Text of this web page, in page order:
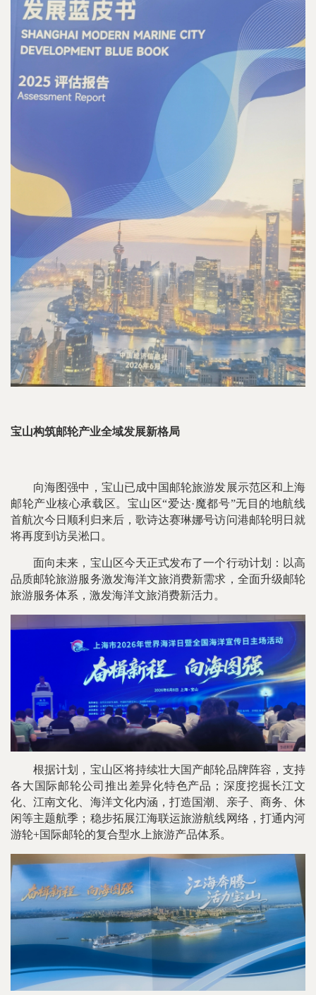
宝山构筑邮轮产业全域发展新格局
向海图强中，宝山已成中国邮轮旅游发展示范区和上海
邮轮产业核心承载区。宝山区“爱达·魔都号”无目的地航线
首航次今日顺利归来后，歌诗达赛琳娜号访问港邮轮明日就
将再度到访吴淞口。
面向未来，宝山区今天正式发布了一个行动计划：以高
品质邮轮旅游服务激发海洋文旅消费新需求，全面升级邮轮
旅游服务体系，激发海洋文旅消费新活力。
根据计划，宝山区将持续壮大国产邮轮品牌阵容，支持
各大国际邮轮公司推出差异化特色产品；深度挖掘长江文
化、江南文化、海洋文化内涵，打造国潮、亲子、商务、休
闲等主题航季；稳步拓展江海联运旅游航线网络，打通内河
游轮+国际邮轮的复合型水上旅游产品体系。